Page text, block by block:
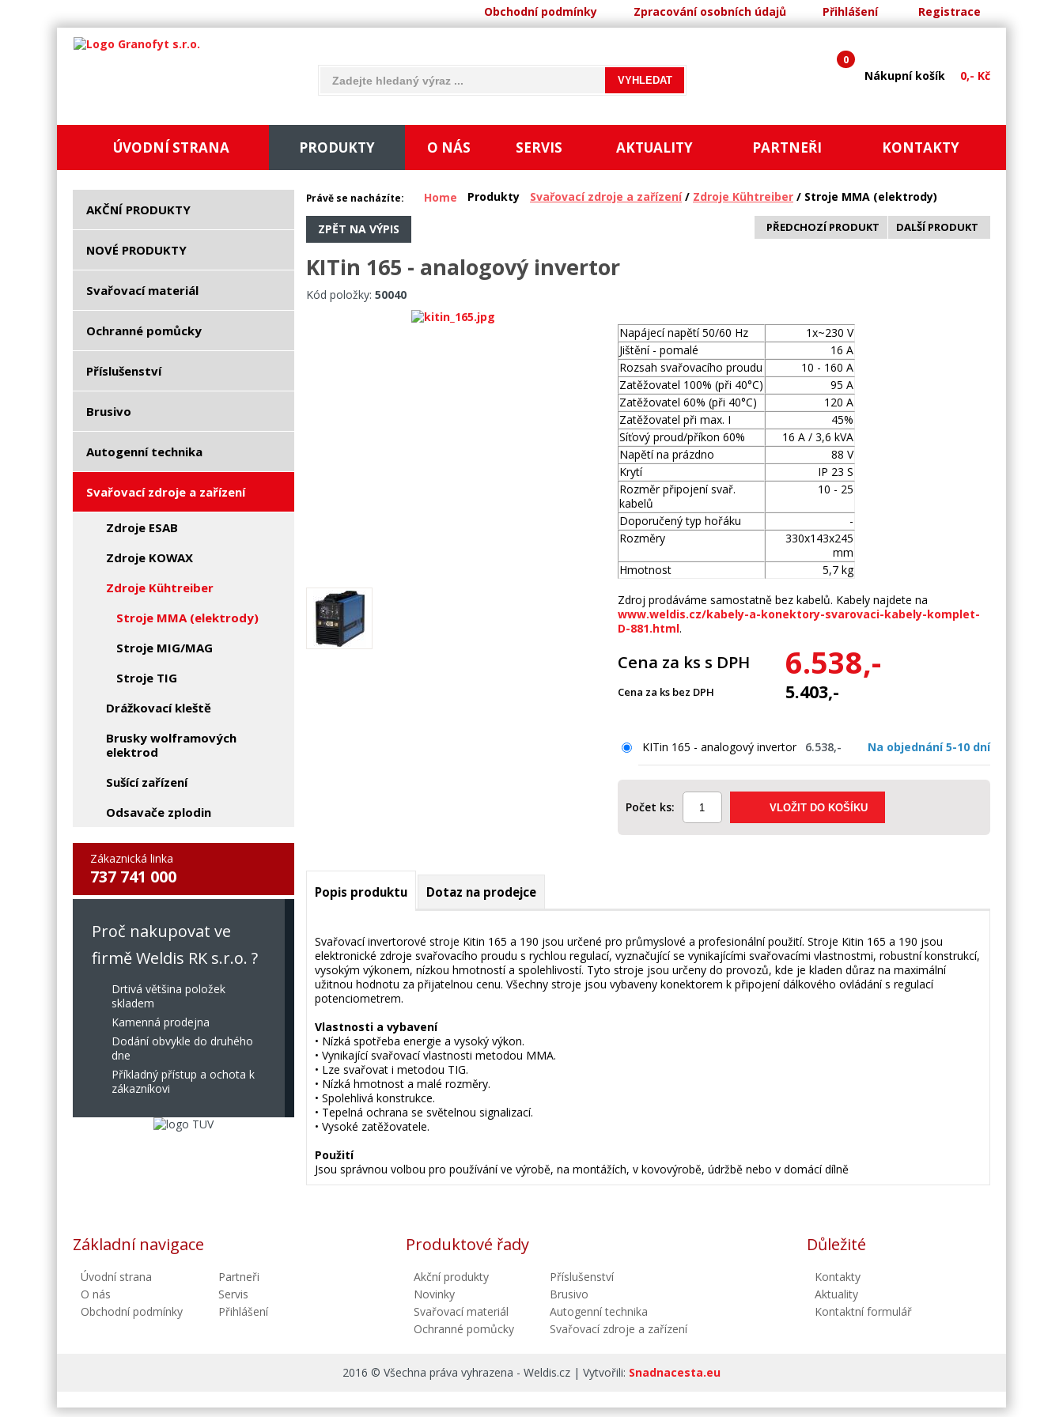
Obchodní podmínky Zpracování osobních údajů Přihlášení Registrace
Nákupní košík 0,- Kč
0
ÚVODNÍ STRANA PRODUKTY O NÁS SERVIS AKTUALITY PARTNEŘI KONTAKTY
AKČNÍ PRODUKTY
NOVÉ PRODUKTY
Svařovací materiál
Ochranné pomůcky
Příslušenství
Brusivo
Autogenní technika
Svařovací zdroje a zařízení
Zdroje ESAB
Zdroje KOWAX
Zdroje Kühtreiber
Stroje MMA (elektrody)
Stroje MIG/MAG
Stroje TIG
Drážkovací kleště
Brusky wolframových
elektrod
Sušící zařízení
Odsavače zplodin
Zákaznická linka
737 741 000
Proč nakupovat ve
firmě Weldis RK s.r.o. ?
Drtivá většina položek
skladem
Kamenná prodejna
Dodání obvykle do druhého
dne
Příkladný přístup a ochota k
zákazníkovi
Právě se nacházíte: Home Produkty Svařovací zdroje a zařízení/ Zdroje Kühtreiber / Stroje MMA (elektrody)
ZPĚT NA VÝPIS DALŠÍ PRODUKT
PŘEDCHOZÍ PRODUKT
KITin 165 - analogový invertor
Kód položky: 50040
Napájecí napětí 50/60 Hz
1x~230 V
Jištění - pomalé
16 A
Rozsah svařovacího proudu
10 - 160 A
Zatěžovatel 100% (při 40°C)
95 A
Zatěžovatel 60% (při 40°C)
120 A
Zatěžovatel při max. I
45%
Síťový proud/příkon 60%
16 A / 3,6 kVA
Napětí na prázdno
88 V
Krytí
IP 23 S
Rozměr připojení svař.
kabelů
10 - 25
Doporučený typ hořáku
-
Rozměry
330x143x245
mm
Hmotnost
5,7 kg
Zdroj prodáváme samostatně bez kabelů. Kabely najdete na
www.weldis.cz/kabely-a-konektory-svarovaci-kabely-komplet-
D-881.html.
Cena za ks s DPH 6.538,-
Cena za ks bez DPH 5.403,-
KITin 165 - analogový invertor 6.538,- Na objednání 5-10 dní
Počet ks:
Popis produktu Dotaz na prodejce
Svařovací invertorové stroje Kitin 165 a 190 jsou určené pro průmyslové a profesionální použití. Stroje Kitin 165 a 190 jsou
elektronické zdroje svařovacího proudu s rychlou regulací, vyznačující se vynikajícími svařovacími vlastnostmi, robustní konstrukcí,
vysokým výkonem, nízkou hmotností a spolehlivostí. Tyto stroje jsou určeny do provozů, kde je kladen důraz na maximální
užitnou hodnotu za přijatelnou cenu. Všechny stroje jsou vybaveny konektorem k připojení dálkového ovládání s regulací
potenciometrem.
Vlastnosti a vybavení
• Nízká spotřeba energie a vysoký výkon.
• Vynikající svařovací vlastnosti metodou MMA.
• Lze svařovat i metodou TIG.
• Nízká hmotnost a malé rozměry.
• Spolehlivá konstrukce.
• Tepelná ochrana se světelnou signalizací.
• Vysoké zatěžovatele.
Použití
Jsou správnou volbou pro používání ve výrobě, na montážích, v kovovýrobě, údržbě nebo v domácí dílně
Základní navigace
Úvodní strana
O nás
Obchodní podmínky
Partneři
Servis
Přihlášení
Produktové řady
Akční produkty
Novinky
Svařovací materiál
Ochranné pomůcky
Příslušenství
Brusivo
Autogenní technika
Svařovací zdroje a zařízení
Důležité
Kontakty
Aktuality
Kontaktní formulář
2016 © Všechna práva vyhrazena - Weldis.cz | Vytvořili: Snadnacesta.eu